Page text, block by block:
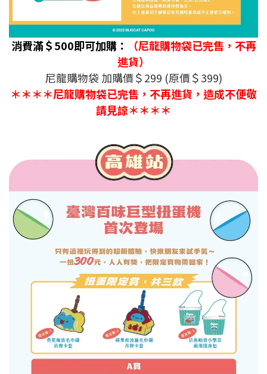
消費滿＄500即可加購：
（尼龍購物袋已完售，不再
進貨）
尼龍購物袋 加購價＄299 (原價＄399)
＊＊＊＊尼龍購物袋已完售，不再進貨，造成不便敬
請見諒＊＊＊＊